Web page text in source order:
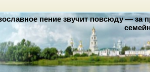
пение звучит повсюду — за